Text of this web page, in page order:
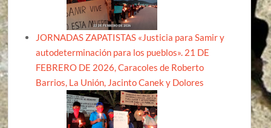
JORNADAS ZAPATISTAS «Justicia para Samir y
autodeterminación para los pueblos». 21 DE
FEBRERO DE 2026, Caracoles de Roberto
Barrios, La Unión, Jacinto Canek y Dolores